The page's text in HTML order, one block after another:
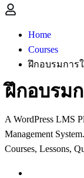
Home
Courses
ฝึกอบรมการ
ฝึกอบรม
A WordPress LMS
Management
Courses, Lessons,